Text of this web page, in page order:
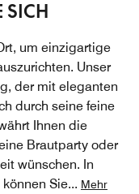
SICH
um einzigartige
Unser
der mit eleganten
durch seine feine
Ihnen die
Brautparty oder
wünschen. In
Sie... Mehr